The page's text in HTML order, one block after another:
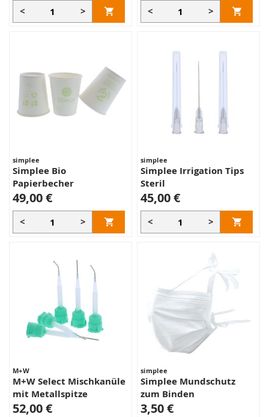
< > < >
simplee
Simplee Bio
Papierbecher
49,00 €
< >
simplee
Simplee Irrigation Tips
Steril
45,00 €
< >
M+W
M+W Select Mischkanüle
mit Metallspitze
52,00 €
simplee
Simplee Mundschutz
zum Binden
3,50 €